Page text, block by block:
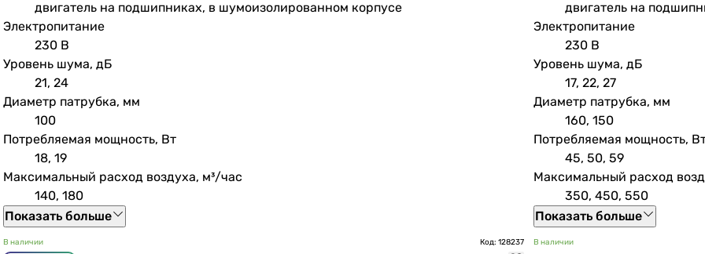
двигатель на подшипниках, в шумоизолированном корпусе
Электропитание
230 В
Уровень шума, дБ
21, 24
Диаметр патрубка, мм
100
Потребляемая мощность, Вт
18, 19
Максимальный расход воздуха, м³/час
140, 180
Показать больше
двигатель на
Электропитание
230 В
Уровень шума, дБ
17, 22, 27
Диаметр патрубка, мм
160, 150
Потребляемая мощность,
45, 50, 59
Максимальный расход
350, 450, 550
Показать больше
В наличии Код: 128237 В наличии